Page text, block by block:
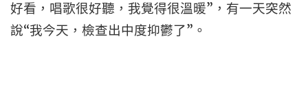
好看，唱歌很好聽，我覺得很溫暖”，有一天突然
說“我今天，檢查出中度抑鬱了”。